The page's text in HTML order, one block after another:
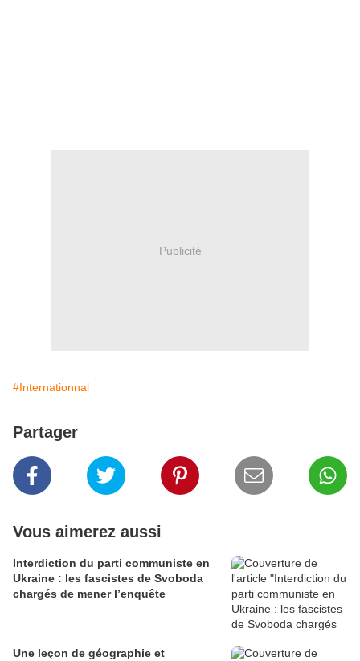
Publicité
#Internationnal
Partager
Vous aimerez aussi
Interdiction du parti communiste en
Ukraine : les fascistes de Svoboda
chargés de mener l’enquête
Une leçon de géographie et